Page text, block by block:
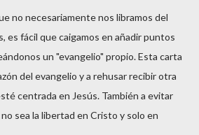
no necesariamente nos libramos del
es fácil que caigamos en añadir puntos
un "evangelio" propio. Esta carta
del evangelio y a rehusar recibir otra
centrada en Jesús. También a evitar
sea la libertad en Cristo y solo en